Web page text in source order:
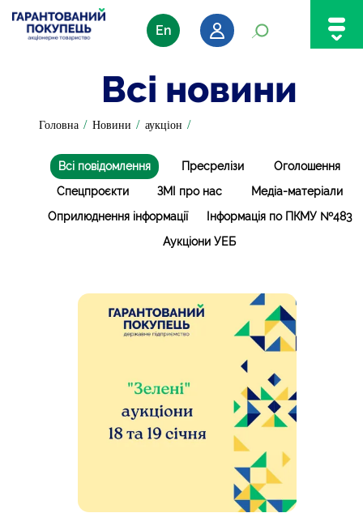
En
Всі новини
Головна / Новини / аукціон /
Всі повідомлення Пресрелізи
Оголошення
Спецпроєкти
ЗМІ про нас
Медіа-матеріали
Оприлюднення інформації
Інформація по ПКМУ №483
Аукціони УЕБ